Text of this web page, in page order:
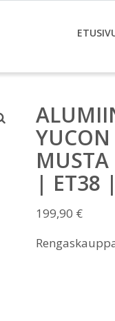
| ET38
199,90 €